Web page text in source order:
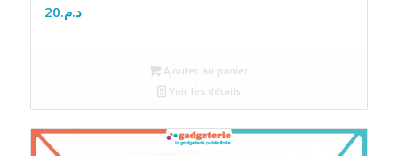
د.م.20
Ajouter au panier
Voir les détails